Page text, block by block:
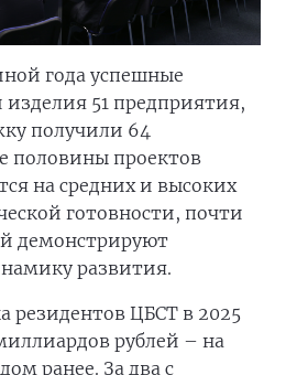
года успешные
51 предприятия,
получили 64
половины проектов
на средних и высоких
готовности, почти
демонстрируют
развития.
резидентов ЦБСТ в 2025
рублей – на
ранее. За два с